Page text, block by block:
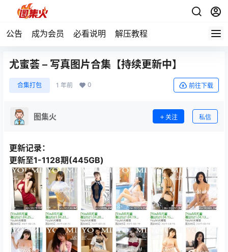
公告 成为会员 必看说明 解压教程
尤蜜荟 – 写真图片合集【持续更新中】
合集打包 1 年前 0 前往下载
图集火 关注 私信
更新记录：
更新至1-1128期(445GB)